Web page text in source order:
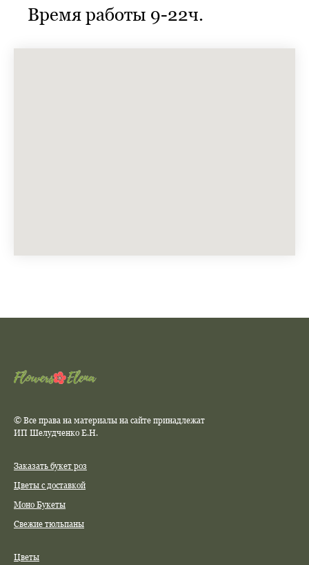
Время работы 9-22ч.
© Все права на материалы на сайте принадлежат
ИП Шелудченко Е.Н.
Заказать букет роз
Цветы с доставкой
Моно Букеты
Свежие тюльпаны
Цветы